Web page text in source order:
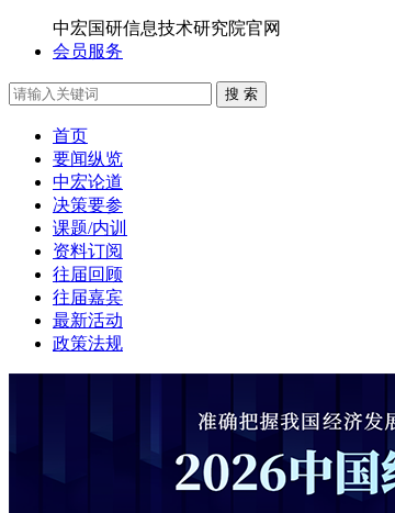
中宏国研信息技术研究院官网
会员服务
搜 索
首页
要闻纵览
中宏论道
决策要参
课题/内训
资料订阅
往届回顾
往届嘉宾
最新活动
政策法规